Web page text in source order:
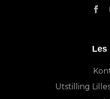
Les
Utstilling